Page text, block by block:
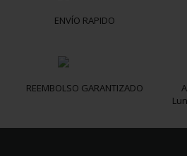
ENVÍO RAPIDO
REEMBOLSO GARANTIZADO